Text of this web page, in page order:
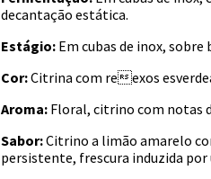
decantação estática.
Estágio: Em cubas de inox,
Cor:Citrina com reexos
Aroma: Floral, citrino com notas
Sabor:Citrino a limão amarelo
persistente, frescura induzida por